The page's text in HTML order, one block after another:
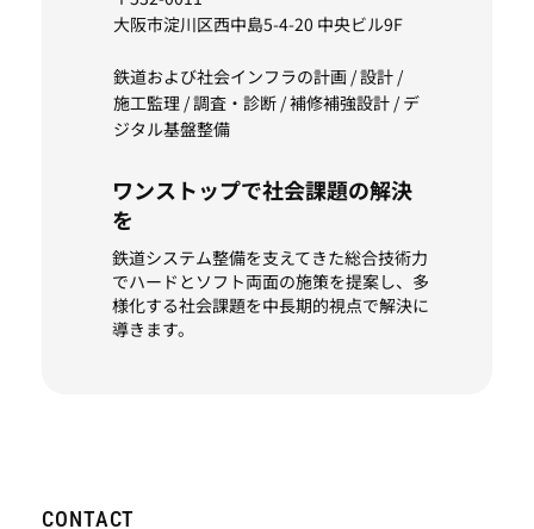
大阪市淀川区西中島5-4-20 中央ビル9F
鉄道および社会インフラの計画 / 設計 /
施工監理 / 調査・診断 / 補修補強設計 / デ
ジタル基盤整備
ワンストップで社会課題の解決
を
鉄道システム整備を支えてきた総合技術力
でハードとソフト両面の施策を提案し、多
様化する社会課題を中長期的視点で解決に
導きます。
CONTACT